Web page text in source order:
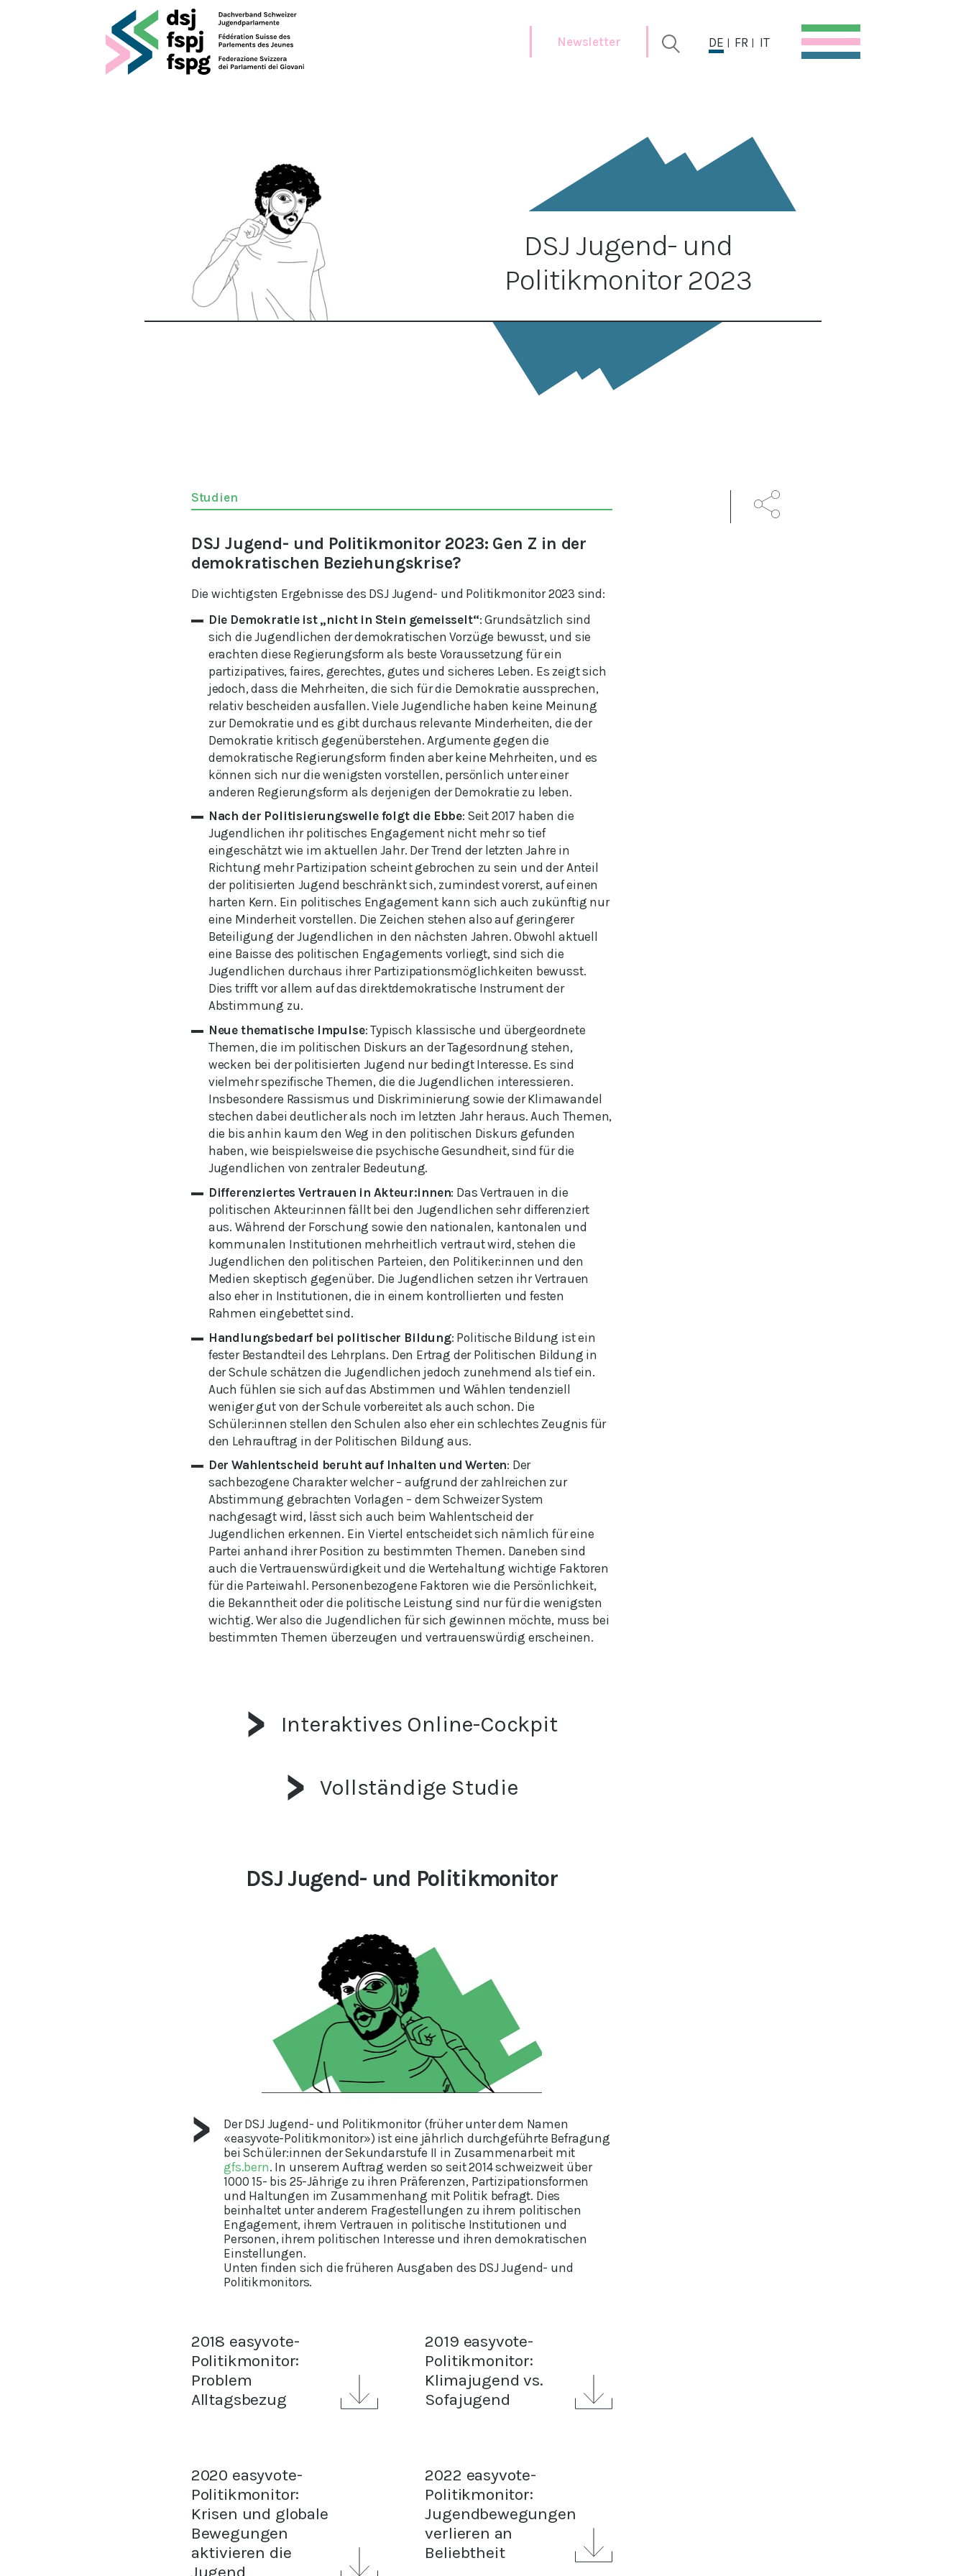
Newsletter DE FR IT
DSJ Jugend- und
Politikmonitor 2023
Studien
DSJ Jugend- und Politikmonitor 2023: Gen Z in der
demokratischen Beziehungskrise?
Die wichtigsten Ergebnisse des DSJ Jugend- und Politikmonitor 2023 sind:
Die Demokratie ist „nicht in Stein gemeisselt“: Grundsätzlich sind
sich die Jugendlichen der demokratischen Vorzüge bewusst, und sie
erachten diese Regierungsform als beste Voraussetzung für ein
partizipatives, faires, gerechtes, gutes und sicheres Leben. Es zeigt sich
jedoch, dass die Mehrheiten, die sich für die Demokratie aussprechen,
relativ bescheiden ausfallen. Viele Jugendliche haben keine Meinung
zur Demokratie und es gibt durchaus relevante Minderheiten, die der
Demokratie kritisch gegenüberstehen. Argumente gegen die
demokratische Regierungsform finden aber keine Mehrheiten, und es
können sich nur die wenigsten vorstellen, persönlich unter einer
anderen Regierungsform als derjenigen der Demokratie zu leben.
Nach der Politisierungswelle folgt die Ebbe: Seit 2017 haben die
Jugendlichen ihr politisches Engagement nicht mehr so tief
eingeschätzt wie im aktuellen Jahr. Der Trend der letzten Jahre in
Richtung mehr Partizipation scheint gebrochen zu sein und der Anteil
der politisierten Jugend beschränkt sich, zumindest vorerst, auf einen
harten Kern. Ein politisches Engagement kann sich auch zukünftig nur
eine Minderheit vorstellen. Die Zeichen stehen also auf geringerer
Beteiligung der Jugendlichen in den nächsten Jahren. Obwohl aktuell
eine Baisse des politischen Engagements vorliegt, sind sich die
Jugendlichen durchaus ihrer Partizipationsmöglichkeiten bewusst.
Dies trifft vor allem auf das direktdemokratische Instrument der
Abstimmung zu.
Neue thematische Impulse: Typisch klassische und übergeordnete
Themen, die im politischen Diskurs an der Tagesordnung stehen,
wecken bei der politisierten Jugend nur bedingt Interesse. Es sind
vielmehr spezifische Themen, die die Jugendlichen interessieren.
Insbesondere Rassismus und Diskriminierung sowie der Klimawandel
stechen dabei deutlicher als noch im letzten Jahr heraus. Auch Themen,
die bis anhin kaum den Weg in den politischen Diskurs gefunden
haben, wie beispielsweise die psychische Gesundheit, sind für die
Jugendlichen von zentraler Bedeutung.
Differenziertes Vertrauen in Akteur:innen: Das Vertrauen in die
politischen Akteur:innen fällt bei den Jugendlichen sehr differenziert
aus. Während der Forschung sowie den nationalen, kantonalen und
kommunalen Institutionen mehrheitlich vertraut wird, stehen die
Jugendlichen den politischen Parteien, den Politiker:innen und den
Medien skeptisch gegenüber. Die Jugendlichen setzen ihr Vertrauen
also eher in Institutionen, die in einem kontrollierten und festen
Rahmen eingebettet sind.
Handlungsbedarf bei politischer Bildung: Politische Bildung ist ein
fester Bestandteil des Lehrplans. Den Ertrag der Politischen Bildung in
der Schule schätzen die Jugendlichen jedoch zunehmend als tief ein.
Auch fühlen sie sich auf das Abstimmen und Wählen tendenziell
weniger gut von der Schule vorbereitet als auch schon. Die
Schüler:innen stellen den Schulen also eher ein schlechtes Zeugnis für
den Lehrauftrag in der Politischen Bildung aus.
Der Wahlentscheid beruht auf Inhalten und Werten: Der
sachbezogene Charakter welcher – aufgrund der zahlreichen zur
Abstimmung gebrachten Vorlagen – dem Schweizer System
nachgesagt wird, lässt sich auch beim Wahlentscheid der
Jugendlichen erkennen. Ein Viertel entscheidet sich nämlich für eine
Partei anhand ihrer Position zu bestimmten Themen. Daneben sind
auch die Vertrauenswürdigkeit und die Wertehaltung wichtige Faktoren
für die Parteiwahl. Personenbezogene Faktoren wie die Persönlichkeit,
die Bekanntheit oder die politische Leistung sind nur für die wenigsten
wichtig. Wer also die Jugendlichen für sich gewinnen möchte, muss bei
bestimmten Themen überzeugen und vertrauenswürdig erscheinen.
Interaktives Online-Cockpit
Vollständige Studie
DSJ Jugend- und Politikmonitor
Der DSJ Jugend- und Politikmonitor (früher unter dem Namen
«easyvote-Politikmonitor») ist eine jährlich durchgeführte Befragung
bei Schüler:innen der Sekundarstufe II in Zusammenarbeit mit
gfs.bern. In unserem Auftrag werden so seit 2014 schweizweit über
1000 15- bis 25-Jährige zu ihren Präferenzen, Partizipationsformen
und Haltungen im Zusammenhang mit Politik befragt. Dies
beinhaltet unter anderem Fragestellungen zu ihrem politischen
Engagement, ihrem Vertrauen in politische Institutionen und
Personen, ihrem politischen Interesse und ihren demokratischen
Einstellungen.
Unten finden sich die früheren Ausgaben des DSJ Jugend- und
Politikmonitors.
2018 easyvote-
Politikmonitor:
Problem
Alltagsbezug
2019 easyvote-
Politikmonitor:
Klimajugend vs.
Sofajugend
2020 easyvote-
Politikmonitor:
Krisen und globale
Bewegungen
aktivieren die
Jugend
2022 easyvote-
Politikmonitor:
Jugendbewegungen
verlieren an
Beliebtheit